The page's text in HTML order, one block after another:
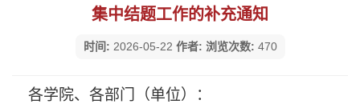
集中结题工作的补充通知
时间: 2026-05-22 作者: 浏览次数: 470
各学院、各部门（单位）：